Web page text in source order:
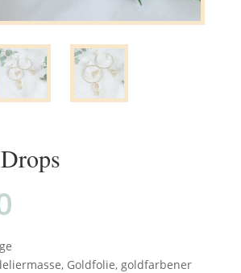
Goldfolie, goldfarbener